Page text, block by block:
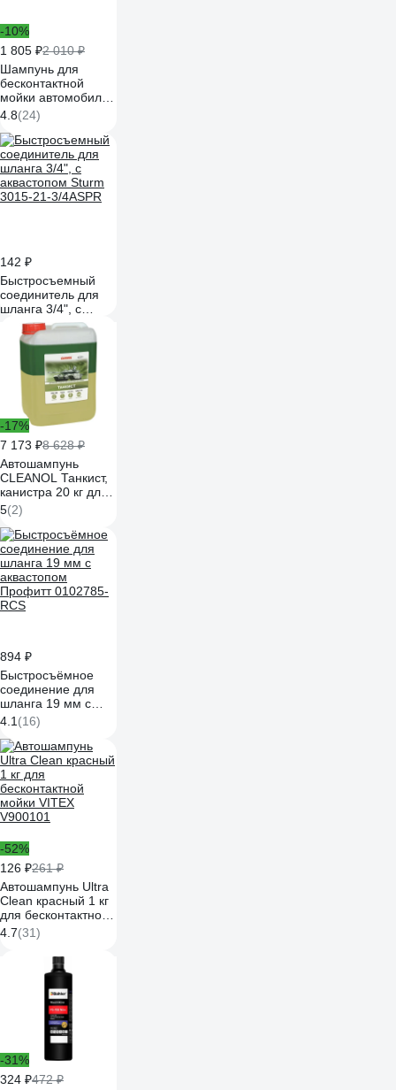
-10%
1 805 ₽2 010 ₽
Шампунь для
бесконтактной
мойки автомобиля
Hi-Gear 4 л.,
концентрат HG8009
4.8(24)
142 ₽
Быстросъемный
соединитель для
шланга 3/4", с
аквастопом Sturm
3015-21-3/4ASPR
-17%
7 173 ₽8 628 ₽
Автошампунь
CLEANOL Танкист,
канистра 20 кг для
бесконтактной
мойки, двухфазный
20/0043
5(2)
894 ₽
Быстросъёмное
соединение для
шланга 19 мм с
аквастопом
Профитт 0102785-
RCS
4.1 (16)
-52%
126 ₽261 ₽
Автошампунь Ultra
Clean красный 1 кг
для бесконтактной
мойки VITEX
V900101
4.7(31)
-31%
324 ₽472 ₽